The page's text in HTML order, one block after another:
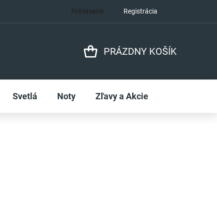
Prihlásenie Registrácia
PRÁZDNY KOŠÍK
Svetlá Noty Zľavy a Akcie